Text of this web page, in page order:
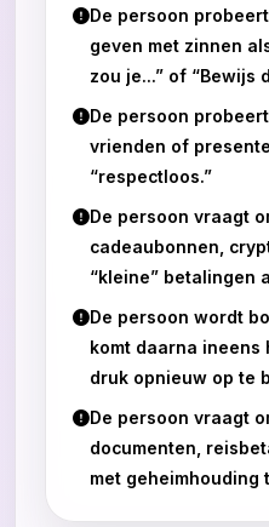
De persoon
geven met zinnen
zou je...” of “Bewijs
De persoon
vrienden of
“respectloos.”
De persoon vraagt
cadeaubonnen,
“kleine” betalingen
De persoon wordt
komt daarna ineens
druk opnieuw op te
De persoon vraagt
documenten,
met geheimhouding